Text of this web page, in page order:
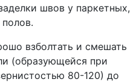
швов у паркетных,
взболтать и смешать
(образующейся при
80-120) до